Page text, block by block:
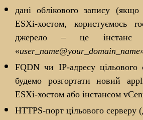
дані облікового запису
ESXi-хостом, користуємось
джерело – це інстанс
«user_name@
FQDN чи IP-адресу цільового
будемо розгортати новий
ESXi-хостом або інстансом
HTTPS-порт цільового серверу